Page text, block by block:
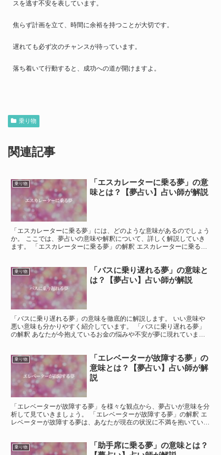
スを逃す不安を表しています。
焦らず計画を立て、時間に余裕を持つことが大切です。
遅れても必ず次のチャンスが待っています。
落ち着いて行動すると、成功への道が開けますよ。
乗り物
関連記事
乗り物
「エスカレーターに乗る夢」の意
味とは？【夢占い】占い師が解説
「エスカレーターに乗る夢」には、どのような意味があるのでしょう
か。 ここでは、夢占いの意味や解釈について、詳しく解説していき
ます。 「エスカレーターに乗る夢」の解釈 エスカレーターに乗る夢
乗り物
「バスに乗り遅れる夢」の意味と
は？【夢占い】占い師が解説
「バスに乗り遅れる夢」の意味を徹底的に解説します。 いい意味や
悪い意味も分かりやすく紹介しています。 「バスに乗り遅れる夢」
の解釈 あなたが今抱えているお金の悩みや不安が夢に現れていま
乗り物
「エレベーターが故障する夢」の
意味とは？【夢占い】占い師が解
説
「エレベーターが故障する夢」を様々な観点から、夢占いが意味を分
析して見ていきましょう。 「エレベーターが故障する夢」の解釈 エ
レベーターが故障する夢は、あなたが現在の状況に不満を抱いている
乗り物
「助手席に乗る夢」の意味とは？